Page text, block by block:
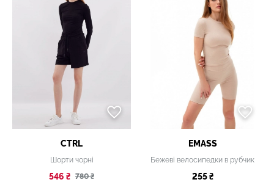
CTRL
Шорти чорні
546 ₴ 780 ₴
EMASS
Бежеві велосипедки в рубчик
255 ₴